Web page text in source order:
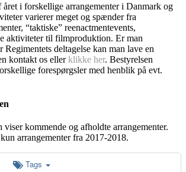
i forskellige arrangementer i Danmark og
varierer meget og spænder fra
“taktiske” reenactmentevents,
aktiviteter til filmproduktion. Er man
Regimentets deltagelse kan man lave en
kontakt os ellerklikke her. Bestyrelsen
forespørgsler med henblik på evt.
kommende og afholdte arrangementer.
arrangementer fra 2017-2018.
Tags